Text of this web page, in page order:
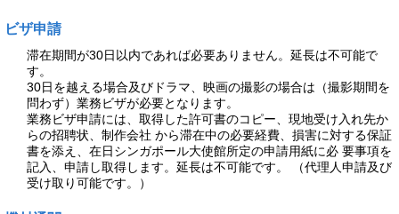
ビザ申請
滞在期間が30日以内であれば必要ありません。延長は不可能で
す。
30日を越える場合及びドラマ、映画の撮影の場合は（撮影期間を
問わず）業務ビザが必要となります。
業務ビザ申請には、取得した許可書のコピー、現地受け入れ先か
らの招聘状、制作会社 から滞在中の必要経費、損害に対する保証
書を添え、在日シンガポール大使館所定の申請用紙に必 要事項を
記入、申請し取得します。延長は不可能です。 （代理人申請及び
受け取り可能です。）